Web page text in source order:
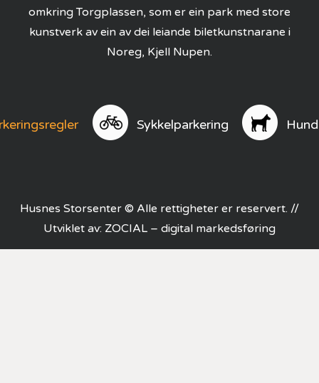
omkring Torgplassen, som er ein park med store
kunstverk av ein av dei leiande biletkunstnarane i
Noreg, Kjell Nupen.
Sykkelparkering
Husnes Storsenter © Alle rettigheter er reservert. //
Utviklet av: ZOCIAL – digital markedsføring